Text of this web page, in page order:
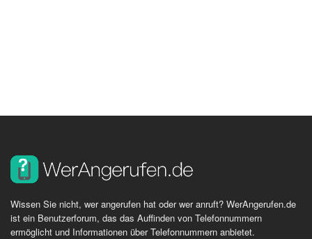
Wissen Sie nicht, wer angerufen hat oder wer anruft? WerAngerufen.de
ist ein Benutzerforum, das das Auffinden von Telefonnummern
ermöglicht und Informationen über Telefonnummern anbietet.